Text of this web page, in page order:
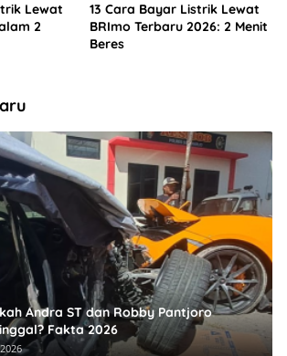
Lewat
2
13 Cara Bayar Listrik Lewat
BRImo Terbaru 2026: 2 Menit
Beres
Andra ST dan Robby Pantjoro
Fakta 2026